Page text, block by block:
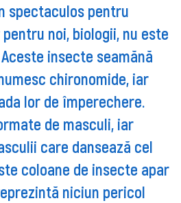
spectaculos pentru
noi, biologii, nu este
insecte seamănă
chironomide, iar
lor de împerechere.
de masculi, iar
care dansează cel
coloane de insecte apar
niciun pericol